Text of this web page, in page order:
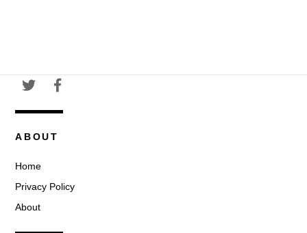
ABOUT
Home
Privacy Policy
About